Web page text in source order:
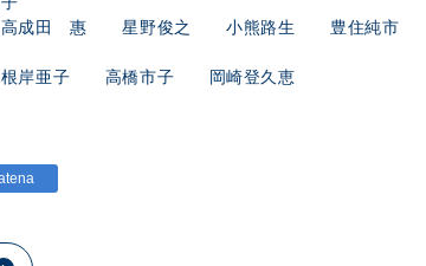
成田 惠 星野俊之 小熊路生 豊住純市
岸亜子 高橋市子 岡崎登久恵